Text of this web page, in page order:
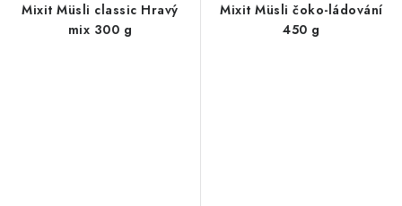
Mixit Müsli classic Hravý
mix 300 g
Mixit Müsli čoko-ládování
450 g